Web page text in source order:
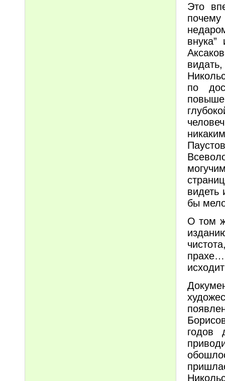
Это
почему
внука”
по
видеть
бы
О том
годов